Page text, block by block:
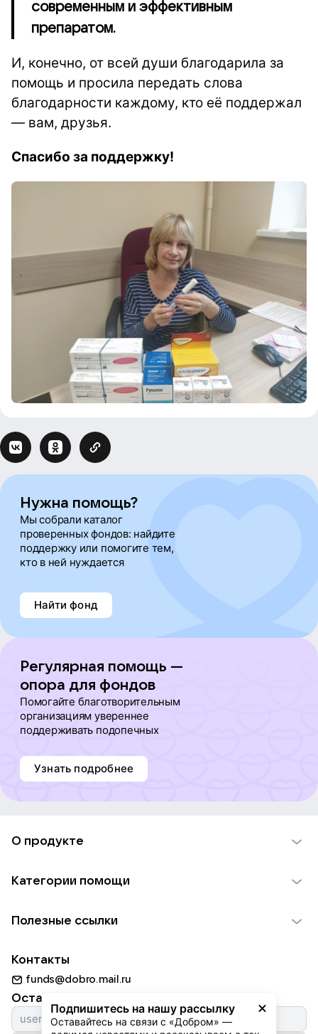
современным и эффективным
препаратом.
И, конечно, от всей души благодарила за
помощь и просила передать слова
благодарности каждому, кто её поддержал
— вам, друзья.
Спасибо за поддержку!
Нужна помощь?
Мы собрали каталог
проверенных фондов: найдите
поддержку или помогите тем,
кто в ней нуждается
Найти фонд
Регулярная помощь —
опора для фондов
Помогайте благотворительным
организациям увереннее
поддерживать подопечных
Узнать подробнее
Подпишитесь на нашу рассылку
Оставайтесь на связи с «Добром» —
О продукте
Использование материалов
Для НКО
Партнерам
Категории помощи
Пожилым
Животным
Природе
Культуре
Полезные ссылки
Добрый день
Истории
Контакты
funds@dobro.mail.ru
Оставайтесь с нами